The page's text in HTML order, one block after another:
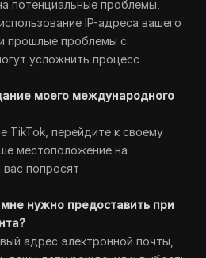
потенциальные проблемы,
IP-адреса вашего
прошлые проблемы с
усложнить процесс
моего международного
TikTok, перейдите к своему
местоположение на
попросят
нужно предоставить при
адрес электронной почты,